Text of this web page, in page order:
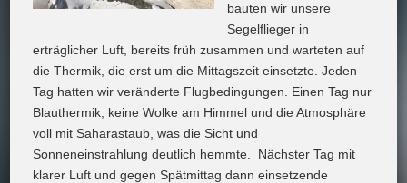
bauten wir unsere
Segelflieger in
erträglicher Luft, bereits früh zusammen und warteten auf
die Thermik, die erst um die Mittagszeit einsetzte. Jeden
Tag hatten wir veränderte Flugbedingungen. Einen Tag nur
Blauthermik, keine Wolke am Himmel und die Atmosphäre
voll mit Saharastaub, was die Sicht und
Sonneneinstrahlung deutlich hemmte. Nächster Tag mit
klarer Luft und gegen Spätmittag dann einsetzende